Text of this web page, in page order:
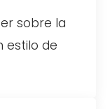
sobre la
estilo de